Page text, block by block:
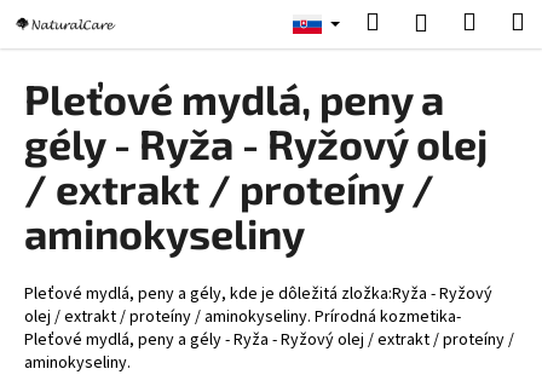
obsah
HľadaťPrihlásenie
Pleťové mydlá, peny a
gély - Ryža - Ryžový olej
/ extrakt / proteíny /
aminokyseliny
Pleťové mydlá, peny a gély, kde je dôležitá zložka:Ryža - Ryžový
olej / extrakt / proteíny / aminokyseliny. Prírodná kozmetika-
Pleťové mydlá, peny a gély - Ryža - Ryžový olej / extrakt / proteíny /
aminokyseliny.
K
o
Č
o
p
o
t
r
e
b